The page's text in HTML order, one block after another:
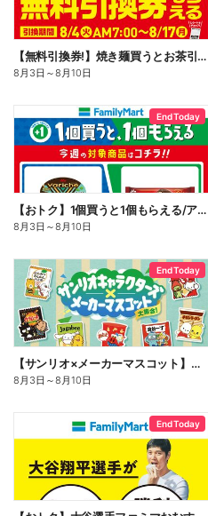
【無料引換券!】焼き麺買うとお茶引換券貰える!
8月3日 ～8月10日
End Today
【おトク】1個買うと1個もらえる/アイス
8月3日 ～8月10日
End Today
【サンリオ×メーカーマスコット】オリジナルグッズ貰える!
8月3日 ～8月10日
End Today